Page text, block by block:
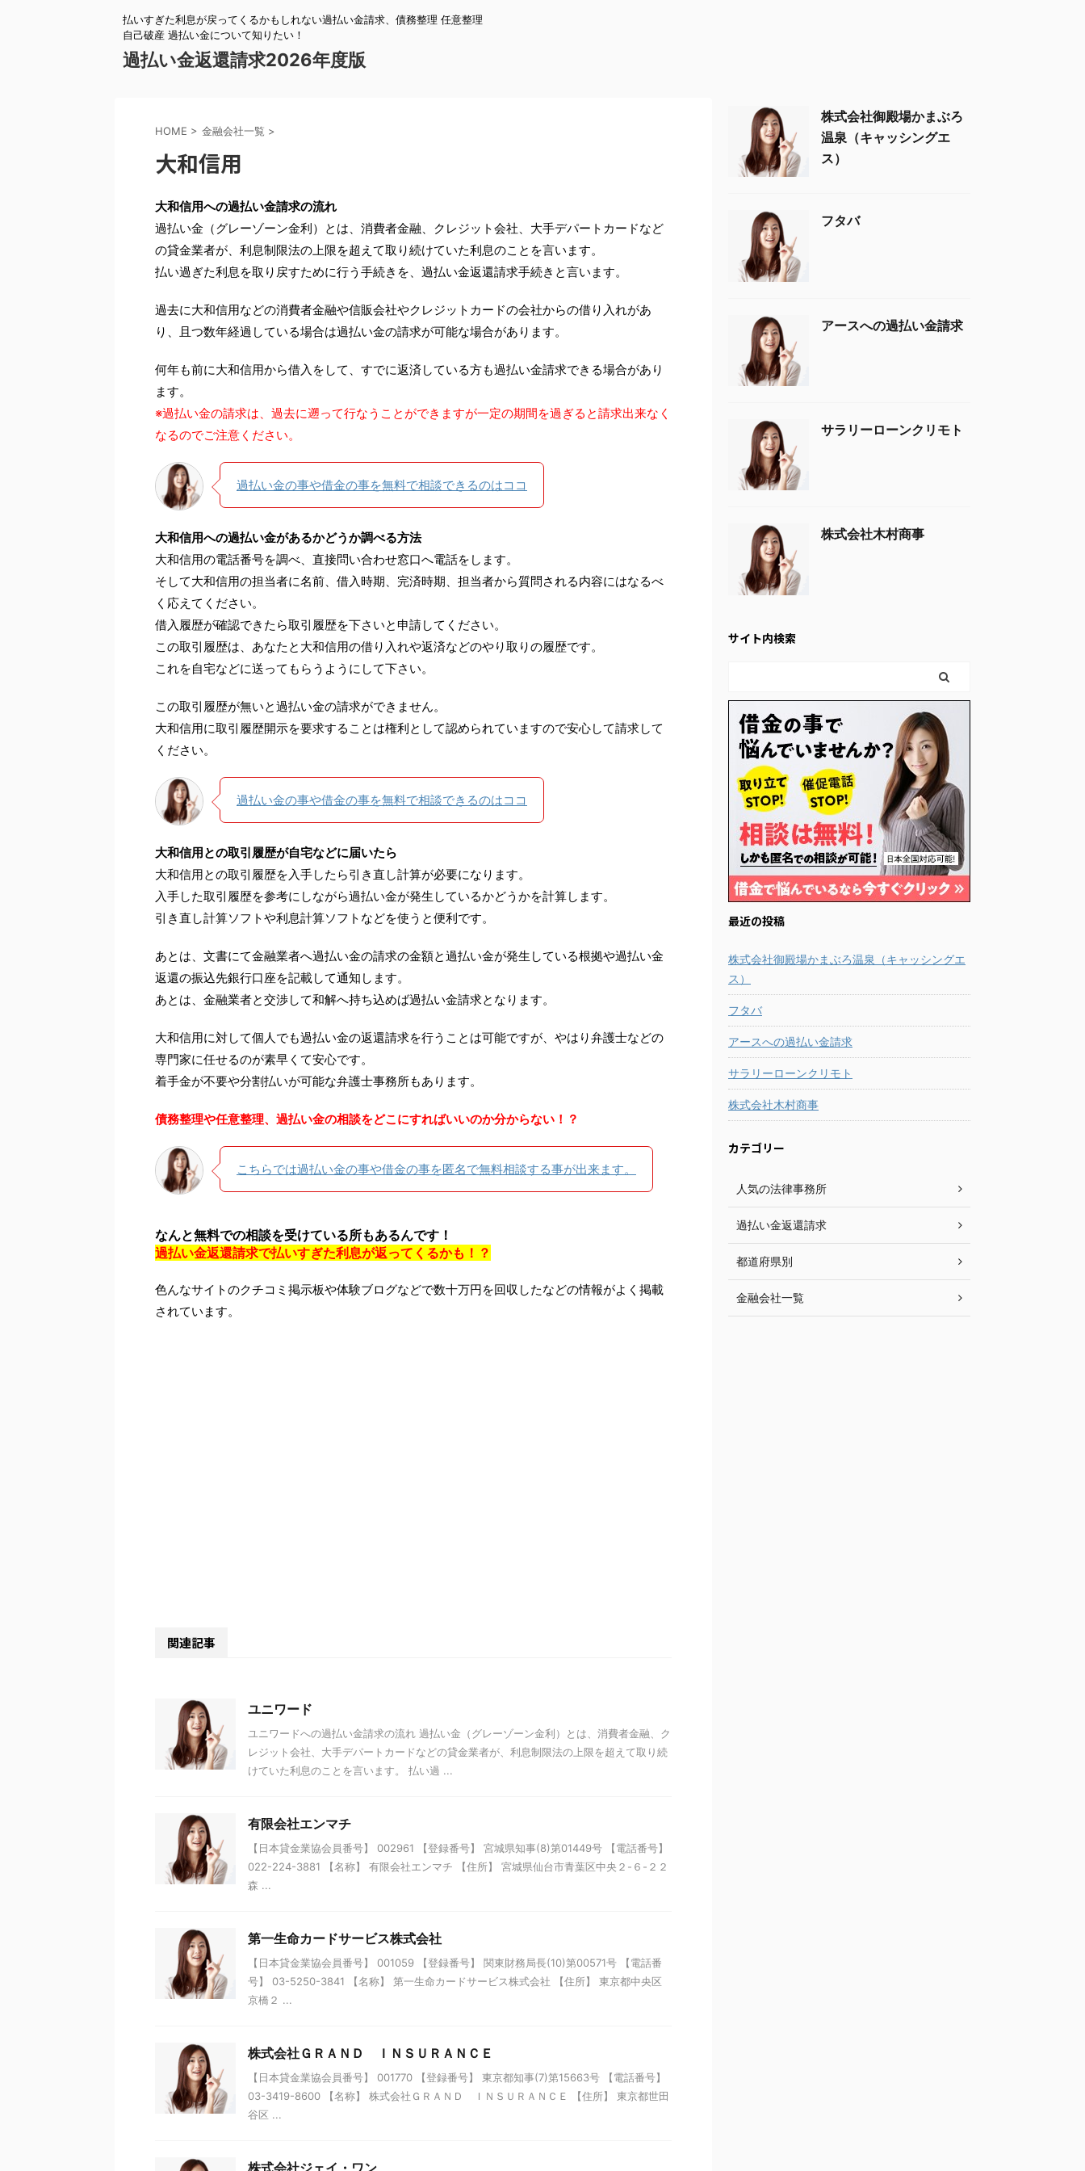
払いすぎた利息が戻ってくるかもしれない過払い金請求、債務整理 任意整理
自己破産 過払い金について知りたい！
過払い金返還請求2026年度版
HOME > 金融会社一覧 >
大和信用
大和信用への過払い金請求の流れ
過払い金（グレーゾーン金利）とは、消費者金融、クレジット会社、大手デパートカードなど
の貸金業者が、利息制限法の上限を超えて取り続けていた利息のことを言います。
払い過ぎた利息を取り戻すために行う手続きを、過払い金返還請求手続きと言います。
過去に大和信用などの消費者金融や信販会社やクレジットカードの会社からの借り入れがあ
り、且つ数年経過している場合は過払い金の請求が可能な場合があります。
何年も前に大和信用から借入をして、すでに返済している方も過払い金請求できる場合があり
ます。
※過払い金の請求は、過去に遡って行なうことができますが一定の期間を過ぎると請求出来なく
なるのでご注意ください。
過払い金の事や借金の事を無料で相談できるのはココ
大和信用への過払い金があるかどうか調べる方法
大和信用の電話番号を調べ、直接問い合わせ窓口へ電話をします。
そして大和信用の担当者に名前、借入時期、完済時期、担当者から質問される内容にはなるべ
く応えてください。
借入履歴が確認できたら取引履歴を下さいと申請してください。
この取引履歴は、あなたと大和信用の借り入れや返済などのやり取りの履歴です。
これを自宅などに送ってもらうようにして下さい。
この取引履歴が無いと過払い金の請求ができません。
大和信用に取引履歴開示を要求することは権利として認められていますので安心して請求して
ください。
過払い金の事や借金の事を無料で相談できるのはココ
大和信用との取引履歴が自宅などに届いたら
大和信用との取引履歴を入手したら引き直し計算が必要になります。
入手した取引履歴を参考にしながら過払い金が発生しているかどうかを計算します。
引き直し計算ソフトや利息計算ソフトなどを使うと便利です。
あとは、文書にて金融業者へ過払い金の請求の金額と過払い金が発生している根拠や過払い金
返還の振込先銀行口座を記載して通知します。
あとは、金融業者と交渉して和解へ持ち込めば過払い金請求となります。
大和信用に対して個人でも過払い金の返還請求を行うことは可能ですが、やはり弁護士などの
専門家に任せるのが素早くて安心です。
着手金が不要や分割払いが可能な弁護士事務所もあります。
債務整理や任意整理、過払い金の相談をどこにすればいいのか分からない！？
こちらでは過払い金の事や借金の事を匿名で無料相談する事が出来ます。
なんと無料での相談を受けている所もあるんです！
過払い金返還請求で払いすぎた利息が返ってくるかも！？
色んなサイトのクチコミ掲示板や体験ブログなどで数十万円を回収したなどの情報がよく掲載
されています。
関連記事
ユニワード
ユニワードへの過払い金請求の流れ 過払い金（グレーゾーン金利）とは、消費者金融、ク
レジット会社、大手デパートカードなどの貸金業者が、利息制限法の上限を超えて取り続
けていた利息のことを言います。 払い過 ...
有限会社エンマチ
【日本貸金業協会員番号】 002961 【登録番号】 宮城県知事(8)第01449号 【電話番号】
022-224-3881 【名称】 有限会社エンマチ 【住所】 宮城県仙台市青葉区中央２-６-２２
森 ...
第一生命カードサービス株式会社
【日本貸金業協会員番号】 001059 【登録番号】 関東財務局長(10)第00571号 【電話番
号】 03-5250-3841 【名称】 第一生命カードサービス株式会社 【住所】 東京都中央区
京橋２ ...
株式会社ＧＲＡＮＤ ＩＮＳＵＲＡＮＣＥ
【日本貸金業協会員番号】 001770 【登録番号】 東京都知事(7)第15663号 【電話番号】
03-3419-8600 【名称】 株式会社ＧＲＡＮＤ ＩＮＳＵＲＡＮＣＥ 【住所】 東京都世田
谷区 ...
株式会社ジェイ・ワン
株式会社御殿場かまぶろ
温泉（キャッシングエ
ス）
フタバ
アースへの過払い金請求
サラリーローンクリモト
株式会社木村商事
サイト内検索
最近の投稿
株式会社御殿場かまぶろ温泉（キャッシングエ
ス）
フタバ
アースへの過払い金請求
サラリーローンクリモト
株式会社木村商事
カテゴリー
人気の法律事務所
過払い金返還請求
都道府県別
金融会社一覧